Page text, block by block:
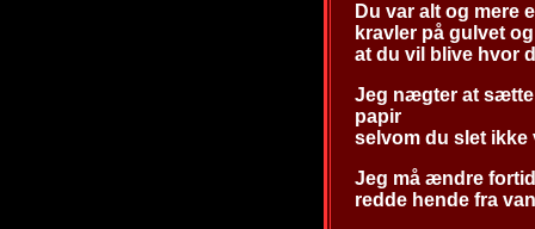
Du var alt og mere
kravler på gulvet
at du vil blive hvor
Jeg nægter at
papir
selvom du slet ikke
Jeg må ændre
redde hende fra